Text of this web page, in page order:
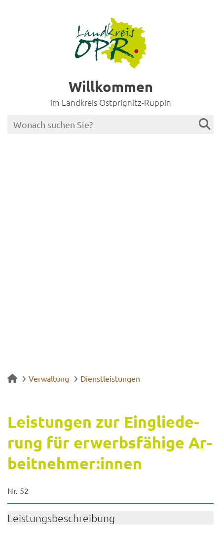
Willkommen
im Landkreis Ostprignitz-Ruppin
Verwaltung Dienstleistungen
Leis­tun­gen zur Ein­glie­de­
rung für er­werbs­fä­hi­ge Ar­
beit­neh­mer:innen
Nr. 52
Leis­tungs­be­schrei­bung